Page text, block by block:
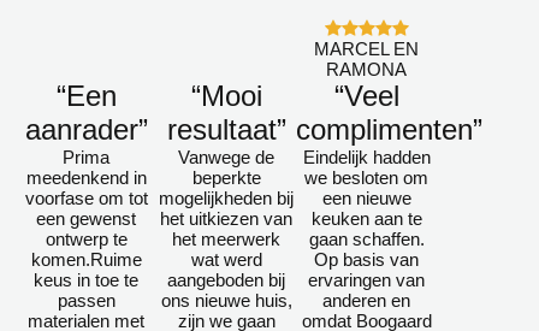
MARCEL EN
RAMONA
“Een
aanrader”
Prima
meedenkend in
voorfase om tot
een gewenst
ontwerp te
komen.Ruime
keus in toe te
passen
materialen met
“Mooi
resultaat”
Vanwege de
beperkte
mogelijkheden bij
het uitkiezen van
het meerwerk
wat werd
aangeboden bij
ons nieuwe huis,
zijn we gaan
“Veel
complimenten”
Eindelijk hadden
we besloten om
een nieuwe
keuken aan te
gaan schaffen.
Op basis van
ervaringen van
anderen en
omdat Boogaard